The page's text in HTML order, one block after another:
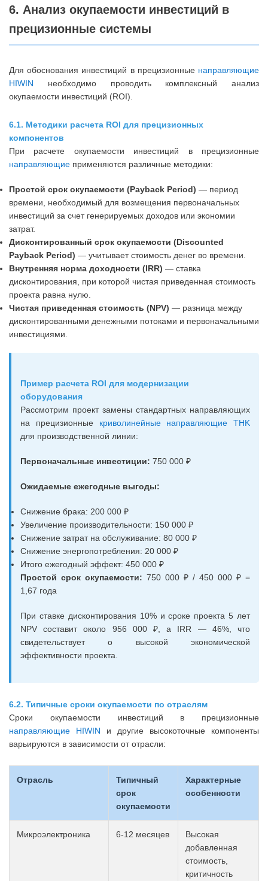
6. Анализ окупаемости инвестиций в
прецизионные системы
Для обоснования инвестиций в прецизионные направляющие
HIWIN необходимо проводить комплексный анализ
окупаемости инвестиций (ROI).
6.1. Методики расчета ROI для прецизионных
компонентов
При расчете окупаемости инвестиций в прецизионные
направляющие применяются различные методики:
Простой срок окупаемости (Payback Period) — период
времени, необходимый для возмещения первоначальных
инвестиций за счет генерируемых доходов или экономии
затрат.
Дисконтированный срок окупаемости (Discounted
Payback Period) — учитывает стоимость денег во времени.
Внутренняя норма доходности (IRR) — ставка
дисконтирования, при которой чистая приведенная стоимость
проекта равна нулю.
Чистая приведенная стоимость (NPV) — разница между
дисконтированными денежными потоками и первоначальными
инвестициями.
Пример расчета ROI для модернизации
оборудования
Рассмотрим проект замены стандартных направляющих
на прецизионные криволинейные направляющие THK
для производственной линии:
Первоначальные инвестиции: 750 000 ₽
Ожидаемые ежегодные выгоды:
Снижение брака: 200 000 ₽
Увеличение производительности: 150 000 ₽
Снижение затрат на обслуживание: 80 000 ₽
Снижение энергопотребления: 20 000 ₽
Итого ежегодный эффект: 450 000 ₽
Простой срок окупаемости: 750 000 ₽ / 450 000 ₽ =
1,67 года
При ставке дисконтирования 10% и сроке проекта 5 лет
NPV составит около 956 000 ₽, а IRR — 46%, что
свидетельствует о высокой экономической
эффективности проекта.
6.2. Типичные сроки окупаемости по отраслям
Сроки окупаемости инвестиций в прецизионные
направляющие HIWIN и другие высокоточные компоненты
варьируются в зависимости от отрасли:
Отрасль
Типичный
срок
окупаемости
Характерные
особенности
Микроэлектроника 6-12 месяцев
Высокая
добавленная
стоимость,
критичность